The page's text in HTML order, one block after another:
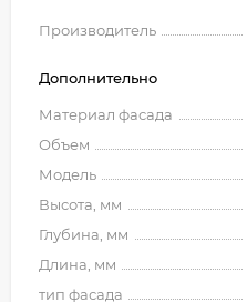
Производитель
Дополнительно
Материал фасада
Объем
Модель
Высота, мм
Глубина, мм
Длина, мм
тип фасада